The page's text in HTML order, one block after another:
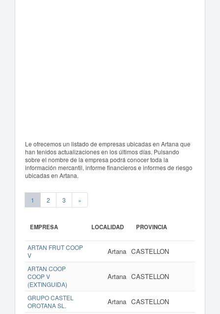
Le ofrecemos un listado de empresas ubicadas en Artana que
han tenidos actualizaciones en los últimos días. Pulsando
sobre el nombre de la empresa podrá conocer toda la
información mercantil, informe financieros e informes de riesgo
ubicadas en Artana.
1 2 3 »
EMPRESA LOCALIDAD PROVINCIA
ARTAN FRUT COOP
V
Artana CASTELLON
ARTAN COOP
COOP V
(EXTINGUIDA)
Artana CASTELLON
GRUPO CASTEL
OROTANA SL.
Artana CASTELLON